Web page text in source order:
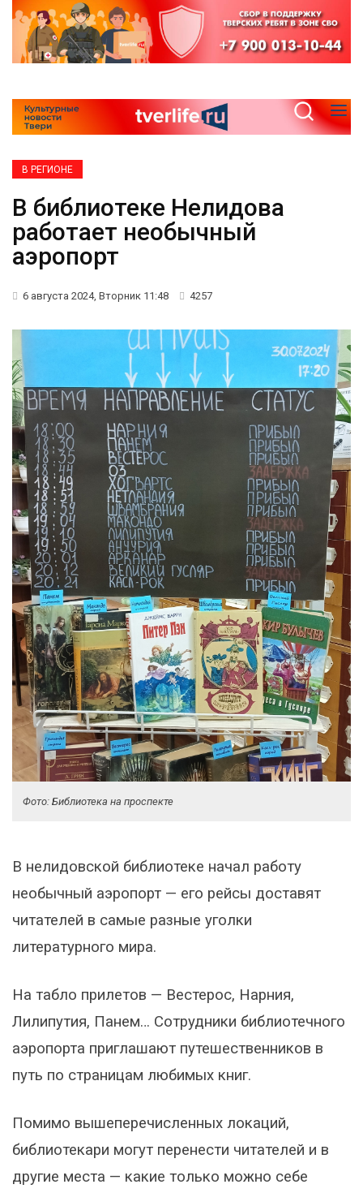
В РЕГИОНЕ
В библиотеке Нелидова
работает необычный
аэропорт
6 августа 2024, Вторник 11:48 4257
Фото: Библиотека на проспекте
В нелидовской библиотеке начал работу
необычный аэропорт — его рейсы доставят
читателей в самые разные уголки
литературного мира.
На табло прилетов — Вестерос, Нарния,
Лилипутия, Панем… Сотрудники библиотечного
аэропорта приглашают путешественников в
путь по страницам любимых книг.
Помимо вышеперечисленных локаций,
библиотекари могут перенести читателей и в
другие места — какие только можно себе